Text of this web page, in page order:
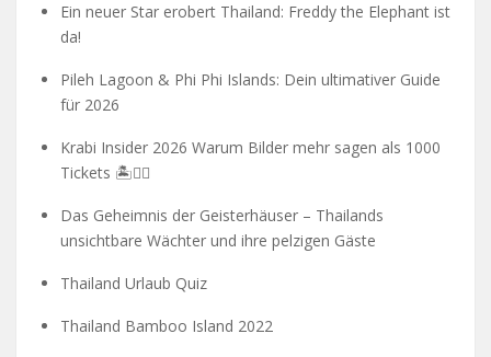
Ein neuer Star erobert Thailand: Freddy the Elephant ist
da!
Pileh Lagoon & Phi Phi Islands: Dein ultimativer Guide
für 2026
Krabi Insider 2026 Warum Bilder mehr sagen als 1000
Tickets 🏝️🧗‍♂️
Das Geheimnis der Geisterhäuser – Thailands
unsichtbare Wächter und ihre pelzigen Gäste
Thailand Urlaub Quiz
Thailand Bamboo Island 2022